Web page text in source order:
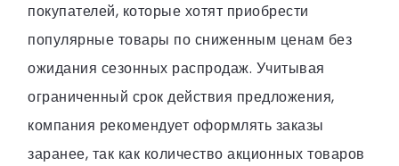
покупателей, которые хотят приобрести
популярные товары по сниженным ценам без
ожидания сезонных распродаж. Учитывая
ограниченный срок действия предложения,
компания рекомендует оформлять заказы
заранее, так как количество акционных товаров